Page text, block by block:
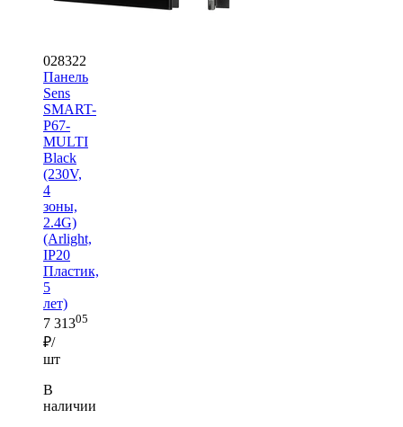
028322
Панель
Sens
SMART-
P67-
MULTI
Black
(230V,
4
зоны,
2.4G)
(Arlight,
IP20
Пластик,
5
лет)
7 31305
₽/
шт
В
наличии